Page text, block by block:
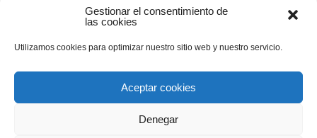
Gestionar el consentimiento de
las cookies
Utilizamos cookies para optimizar nuestro sitio web y nuestro servicio.
Aceptar cookies
Denegar
Home